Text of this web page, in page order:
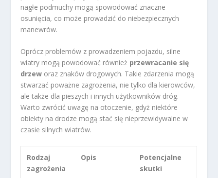
nagłe podmuchy mogą spowodować znaczne
osunięcia, co może prowadzić do niebezpiecznych
manewrów.
Oprócz problemów z prowadzeniem pojazdu, silne
wiatry mogą powodować również przewracanie się
drzew oraz znaków drogowych. Takie zdarzenia mogą
stwarzać poważne zagrożenia, nie tylko dla kierowców,
ale także dla pieszych i innych użytkowników dróg.
Warto zwrócić uwagę na otoczenie, gdyż niektóre
obiekty na drodze mogą stać się nieprzewidywalne w
czasie silnych wiatrów.
Rodzaj
zagrożenia
Opis
Potencjalne
skutki